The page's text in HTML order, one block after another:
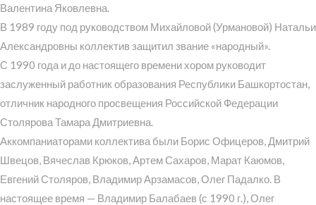
Валентина Яковлевна.
В 1989 году под руководством Михайловой (Урмановой) Натальи
Александровны коллектив защитил звание «народный».
С 1990 года и до настоящего времени хором руководит
заслуженный работник образования Республики Башкортостан,
отличник народного просвещения Российской Федерации
Столярова Тамара Дмитриевна.
Аккомпаниаторами коллектива были Борис Офицеров, Дмитрий
Швецов, Вячеслав Крюков, Артем Сахаров, Марат Каюмов,
Евгений Столяров, Владимир Арзамасов, Олег Падалко. В
настоящее время — Владимир Балабаев (с 1990 г.), Олег